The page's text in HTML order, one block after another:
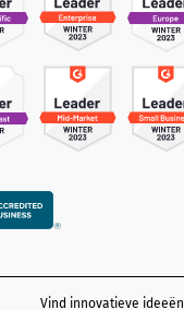
Vind innovatieve ideeën